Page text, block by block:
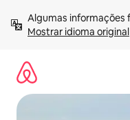
para
Mostrar idioma original